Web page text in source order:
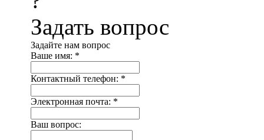
Задать вопрос
Задайте нам вопрос
Ваше имя: *
Контактный телефон: *
Электронная почта: *
Ваш вопрос: